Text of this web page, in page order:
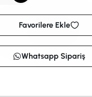
Favorilere Ekle
Whatsapp Sipariş